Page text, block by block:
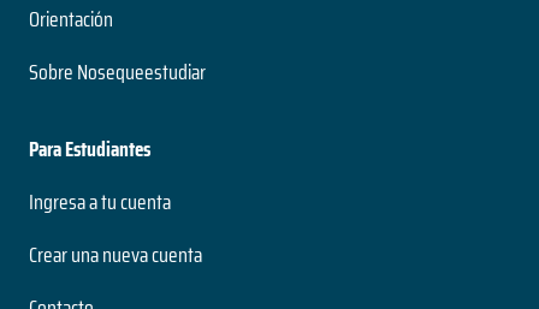
Orientación
Sobre Nosequeestudiar
Para Estudiantes
Ingresa a tu cuenta
Crear una nueva cuenta